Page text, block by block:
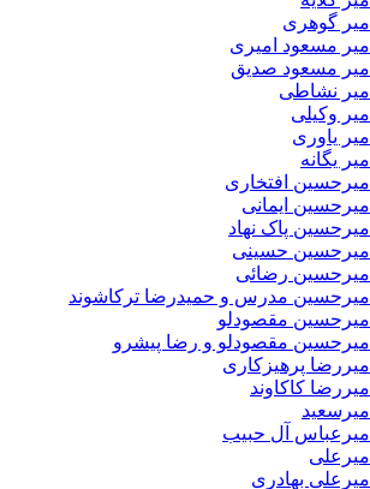
امیر گوهری
امیر مسعود امیری
امیر مسعود صدیق
امیر نشاطی
امیر وکیلی
امیر یاوری
امیر یگانه
امیرحسین افتخاری
امیرحسین ایمانی
امیرحسین پاک نهاد
امیرحسین حسینی
امیرحسین رضائی
امیرحسین مدرس و حمیدرضا ترکاشوند
امیرحسین مقصودلو
امیرحسین مقصودلو و رضا پیشرو
امیررضا پرهیزکاری
امیررضا کاکاوند
امیرسعید
امیرعباس آل حبیب
امیرعلی
امیرعلی بهادری